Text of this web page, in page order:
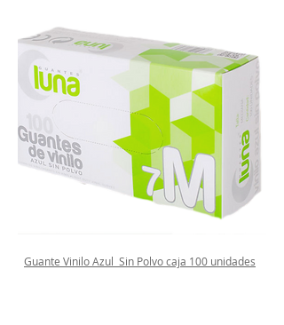
Guante Vinilo Azul Sin Polvo caja 100 unidades